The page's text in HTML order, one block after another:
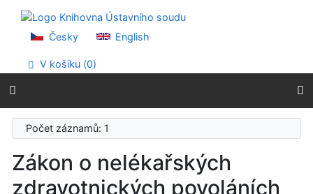
Přejít na menu
Prohlášení o webové přístupnosti
Česky English
V košíku (0)
Počet záznamů: 1
Zákon o nelékařských
zdravotnických povoláních